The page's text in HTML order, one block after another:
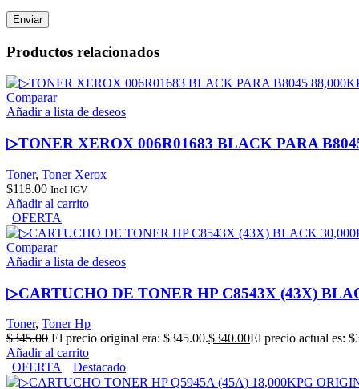
Productos relacionados
Comparar
Añadir a lista de deseos
▷TONER XEROX 006R01683 BLACK PARA
Toner, Toner Xerox
$118.00 Incl IGV
Añadir al carrito
OFERTA
Comparar
Añadir a lista de deseos
▷CARTUCHO DE TONER HP C8543X (43X)
Toner, Toner Hp
$345.00 El precio original era: $345.00.$340.00El precio actual es:
Añadir al carrito
OFERTA
Destacado